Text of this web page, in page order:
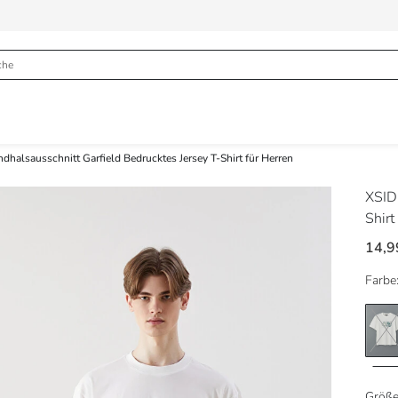
Garfield Bedrucktes Jersey T-Shirt für Herren
Farbe: